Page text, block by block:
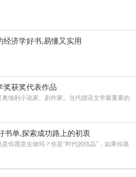
经济学好书,易懂又实用
奖获奖代表作品
奥地利小说家、剧作家。当代德语文学最重要的
书单,探索成功路上的初衷
你愿意去做吗？你是“时代的结晶”，如果你愿